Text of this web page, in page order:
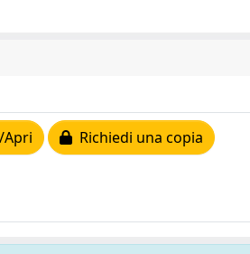
Apri Richiedi una copia